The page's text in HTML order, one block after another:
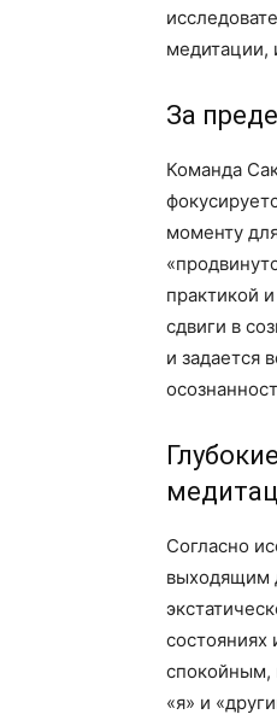
медитации,
За
Команда
моменту
практикой
сдвиги в
и задается
Согласно
выходящим
состояниях
спокойным,
«я» и